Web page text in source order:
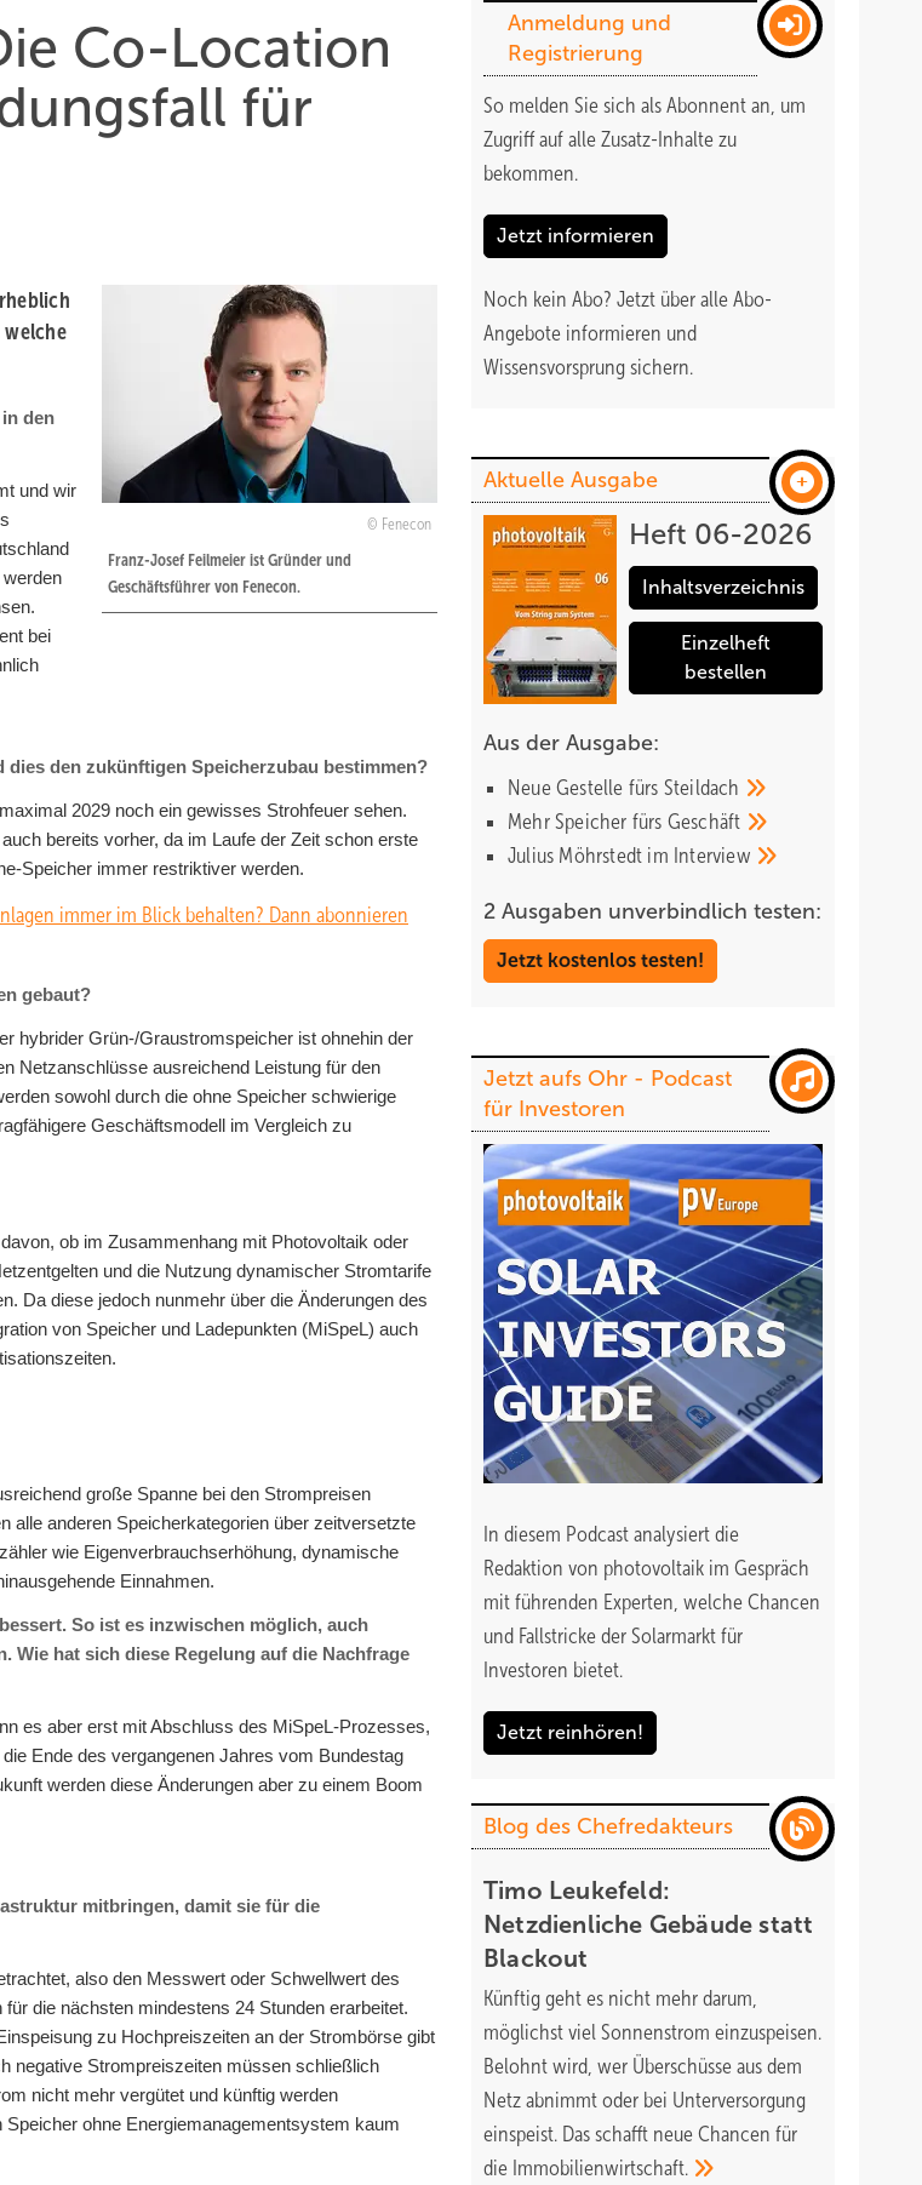
Co-Location
für
Fenecon
Franz-Josef Feilmeier ist Gründer und
Geschäftsführer von Fenecon.
welche
den
und wir
bei
den zukünftigen Speicherzubau bestimmen?
2029 noch ein gewisses Strohfeuer sehen.
bereits vorher, da im Laufe der Zeit schon erste
Speicher immer restriktiver werden.
immer im Blick behalten? Dann abonnieren
gebaut?
hybrider Grün-/Graustromspeicher ist ohnehin der
Netzanschlüsse ausreichend Leistung für den
sowohl durch die ohne Speicher schwierige
Geschäftsmodell im Vergleich zu
ob im Zusammenhang mit Photovoltaik oder
und die Nutzung dynamischer Stromtarife
Da diese jedoch nunmehr über die Änderungen des
von Speicher und Ladepunkten (MiSpeL) auch
große Spanne bei den Strompreisen
alle anderen Speicherkategorien über zeitversetzte
wie Eigenverbrauchserhöhung, dynamische
Einnahmen.
So ist es inzwischen möglich, auch
Wie hat sich diese Regelung auf die Nachfrage
es aber erst mit Abschluss des MiSpeL-Prozesses,
Ende des vergangenen Jahres vom Bundestag
werden diese Änderungen aber zu einem Boom
mitbringen, damit sie für die
also den Messwert oder Schwellwert des
die nächsten mindestens 24 Stunden erarbeitet.
zu Hochpreiszeiten an der Strombörse gibt
negative Strompreiszeiten müssen schließlich
nicht mehr vergütet und künftig werden
ohne Energiemanagementsystem kaum
Anmeldung und
Registrierung
So melden Sie sich als Abonnent an, um
Zugriff auf alle Zusatz-Inhalte zu
bekommen.
Jetzt informieren
Noch kein Abo? Jetzt über alle Abo-
Angebote informieren und
Wissensvorsprung sichern.
Aktuelle Ausgabe
Heft 06-2026
Inhaltsverzeichnis
Einzelheft
bestellen
Aus der Ausgabe:
Neue Gestelle fürs Steildach
Mehr Speicher fürs Geschäft
Julius Möhrstedt im Interview
2 Ausgaben unverbindlich testen:
Jetzt kostenlos testen!
Jetzt aufs Ohr - Podcast
für Investoren
In diesem Podcast analysiert die
Redaktion von photovoltaik im Gespräch
mit führenden Experten, welche Chancen
und Fallstricke der Solarmarkt für
Investoren bietet.
Jetzt reinhören!
Blog des Chefredakteurs
Timo Leukefeld:
Netzdienliche Gebäude statt
Blackout
Künftig geht es nicht mehr darum,
möglichst viel Sonnenstrom einzuspeisen.
Belohnt wird, wer Überschüsse aus dem
Netz abnimmt oder bei Unterversorgung
einspeist. Das schafft neue Chancen für
die Immobilienwirtschaft.